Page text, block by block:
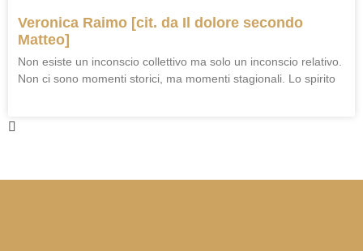
Veronica Raimo [cit. da Il dolore secondo
Matteo]
Non esiste un inconscio collettivo ma solo un inconscio relativo.
Non ci sono momenti storici, ma momenti stagionali. Lo spirito